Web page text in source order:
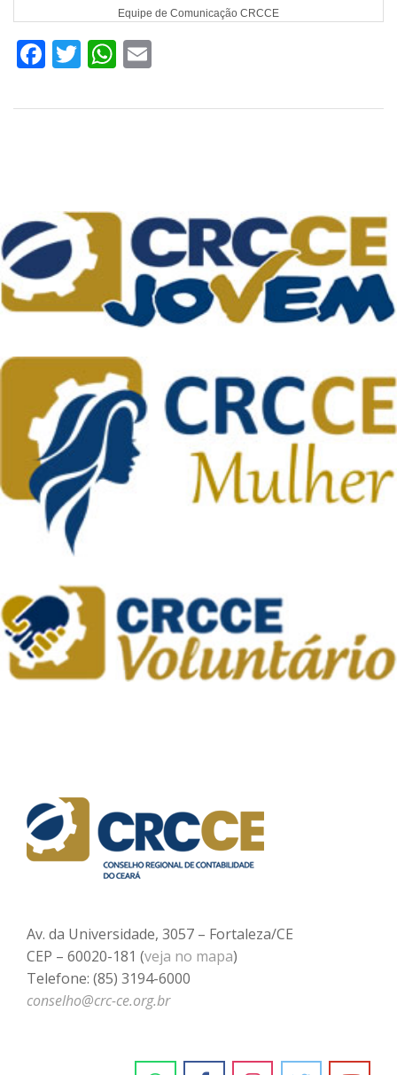
Equipe de Comunicação CRCCE
Facebook
TwitterWhatsApp
Av. da Universidade, 3057 – Fortaleza/CE
CEP – 60020-181 (veja no mapa)
Telefone: (85) 3194-6000
conselho@crc-ce.org.br